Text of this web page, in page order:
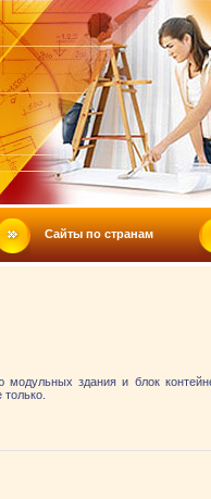
Сайты по странам
здания и блок